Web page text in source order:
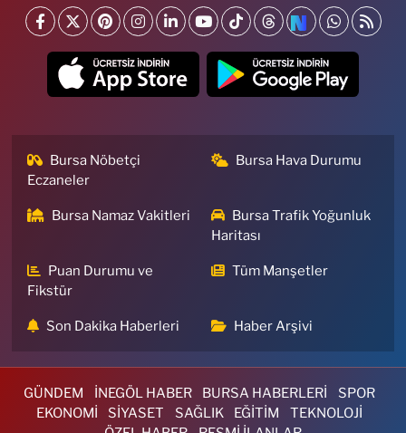
Bursa Nöbetçi
Eczaneler
Bursa Hava Durumu
Bursa Namaz Vakitleri
Bursa Trafik Yoğunluk
Haritası
Puan Durumu ve
Fikstür
Tüm Manşetler
Son Dakika Haberleri Haber Arşivi
GÜNDEM İNEGÖL HABER BURSA HABERLERİ
SPOR
EKONOMİ
SİYASET SAĞLIK EĞİTİM
TEKNOLOJİ